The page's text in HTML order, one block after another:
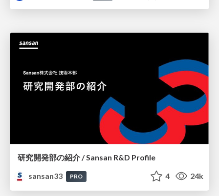
研究開発部の紹介 / Sansan R&D Profile
sansan33
PRO 4 24k